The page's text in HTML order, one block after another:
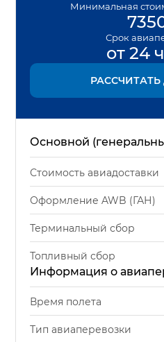
Минимальная
Срок
от 24
Основной
Стоимость авиадоставки
Оформление AWB (ГАН)
Терминальный сбор
Топливный сбор
Информация о
Время полета
Тип авиаперевозки